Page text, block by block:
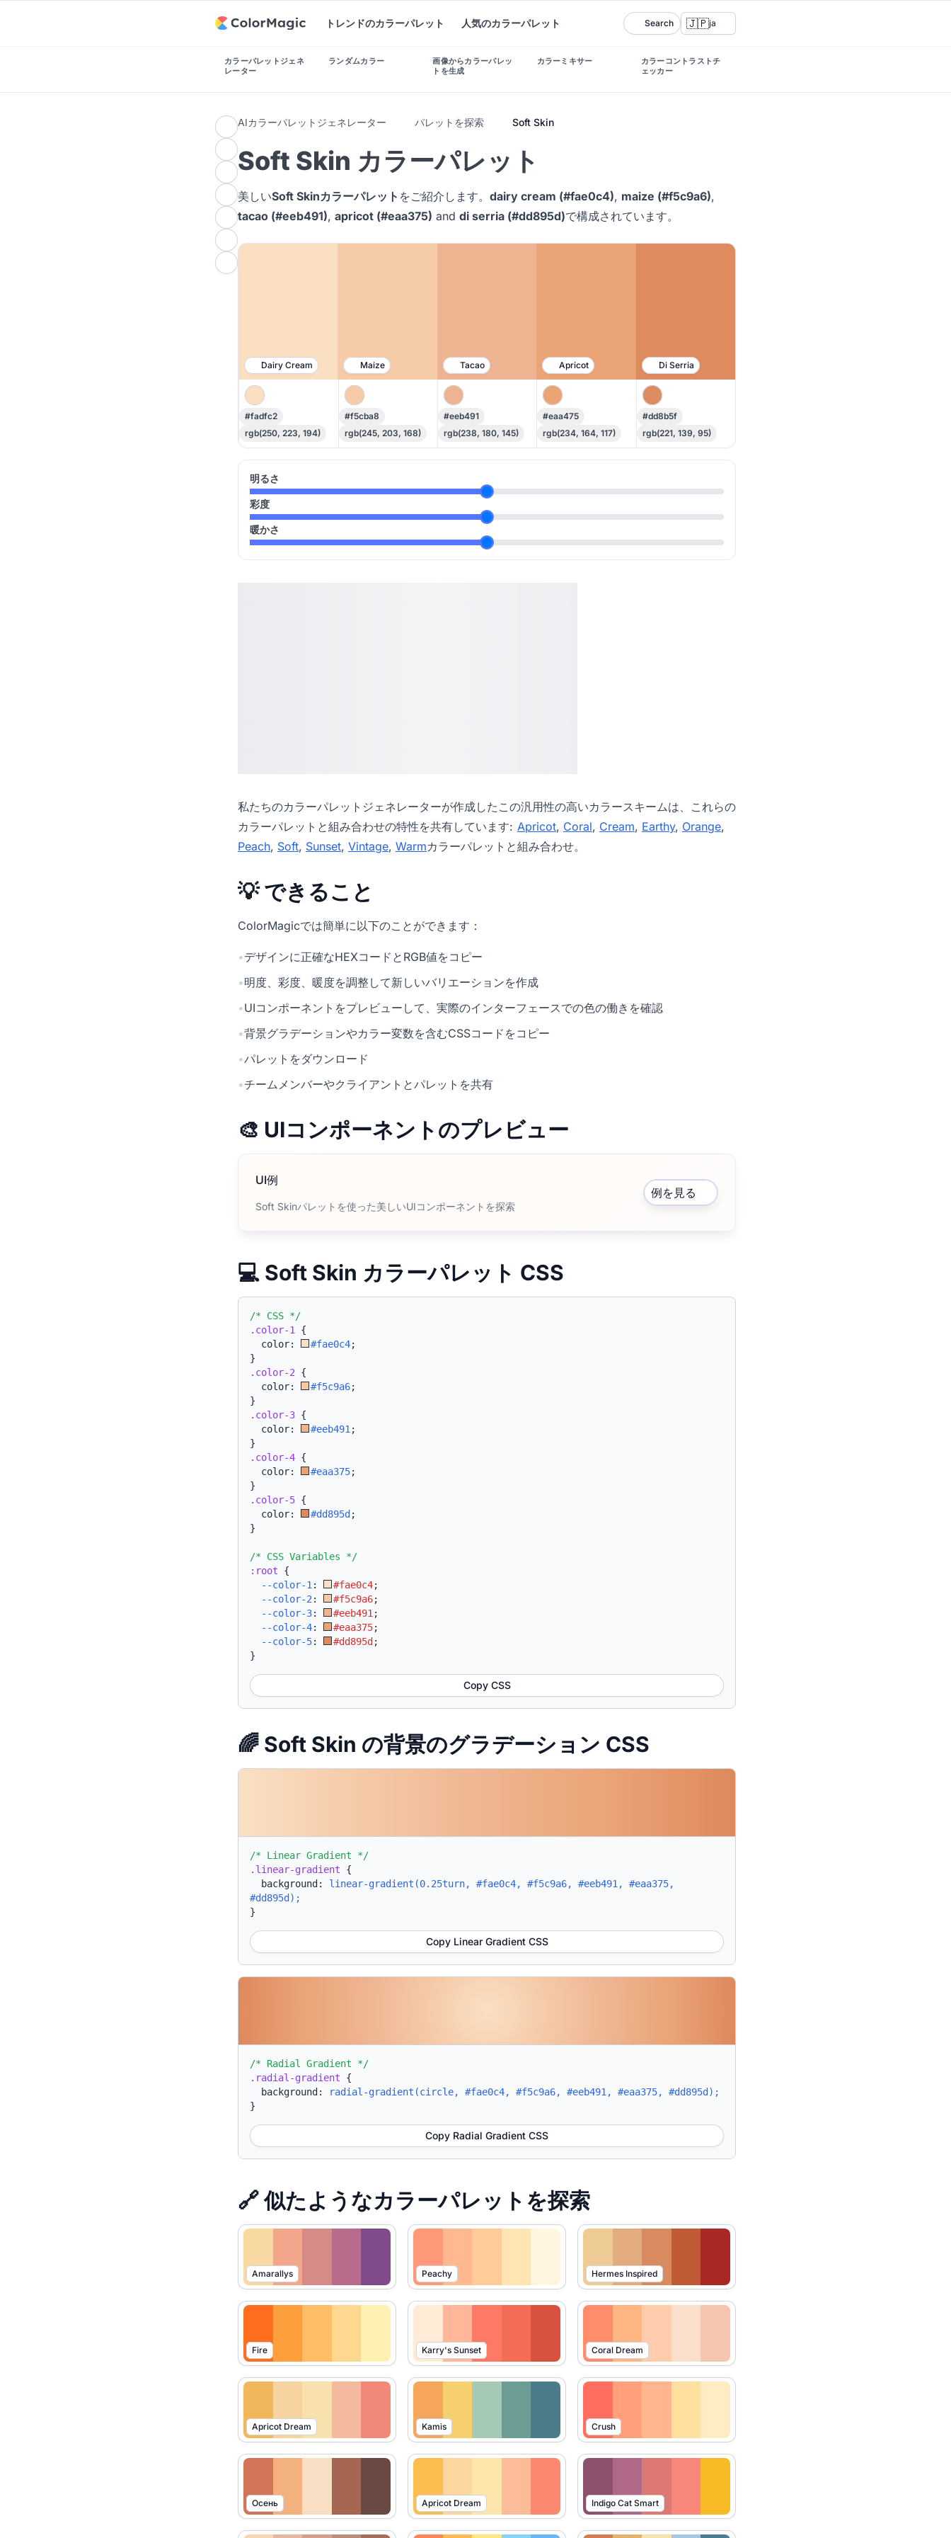
トレンドのカラーパレット 人気のカラーパレット Search 🇯🇵ja
カラーパレットジェネ
レーター
ランダムカラー
画像からカラーパレッ
トを生成
カラーミキサー
カラーコントラストチ
ェッカー
AIカラーパレットジェネレーター パレットを探索 Soft Skin
Soft Skin カラーパレット
美しいSoft Skinカラーパレット をご紹介します。 dairy cream (#fae0c4), maize (#f5c9a6),
tacao (#eeb491), apricot (#eaa375) and di serria (#dd895d)で構成されています。
Dairy Cream Maize Tacao Apricot Di Serria
#fadfc2
rgb(250, 223, 194)
#f5cba8
rgb(245, 203, 168)
#eeb491
rgb(238, 180, 145)
#eaa475
rgb(234, 164, 117)
#dd8b5f
rgb(221, 139, 95)
明るさ
彩度
暖かさ
私たちのカラーパレットジェネレーターが作成したこの汎用性の高いカラースキームは、これらの
カラーパレットと組み合わせの特性を共有しています: Apricot, Coral, Cream, Earthy, Orange,
Peach, Soft, Sunset, Vintage, Warmカラーパレットと組み合わせ。
💡 できること
ColorMagicでは簡単に以下のことができます：
•デザインに正確なHEXコードとRGB値をコピー
•明度、彩度、暖度を調整して新しいバリエーションを作成
•UIコンポーネントをプレビューして、実際のインターフェースでの色の働きを確認
•背景グラデーションやカラー変数を含むCSSコードをコピー
•パレットをダウンロード
•チームメンバーやクライアントとパレットを共有
🎨 UIコンポーネントのプレビュー
UI例
Soft Skinパレットを使った美しいUIコンポーネントを探索
例を見る
💻 Soft Skin カラーパレット CSS
/* CSS */
.color-1
{
  color:
#fae0c4;
}
.color-2 {
  color:
#f5c9a6;
}
.color-3 {
  color:
#eeb491 ;
}
.color-4 {
  color:
#eaa375;
}
.color-5 {
  color:
#dd895d ;
}
/* CSS Variables */
:root {
--color-1 : #fae0c4;
--color-2 : #f5c9a6;
--color-3: #eeb491 ;
--color-4: #eaa375;
--color-5: #dd895d ;
}
Copy CSS
🌈 Soft Skin の背景のグラデーション CSS
/* Linear Gradient */
.linear-gradient {
background: linear-gradient(0.25turn, #fae0c4, #f5c9a6, #eeb491, #eaa375,
#dd895d);
}
Copy Linear Gradient CSS
/* Radial Gradient */
.radial-gradient {
background:
radial-gradient(circle, #fae0c4, #f5c9a6, #eeb491, #eaa375, #dd895d);
}
Copy Radial Gradient CSS
🔗 似たようなカラーパレットを探索
Amarallys Peachy Hermes Inspired
Fire Karry's Sunset Coral Dream
Apricot Dream Kamis Crush
Осень Apricot Dream Indigo Cat Smart